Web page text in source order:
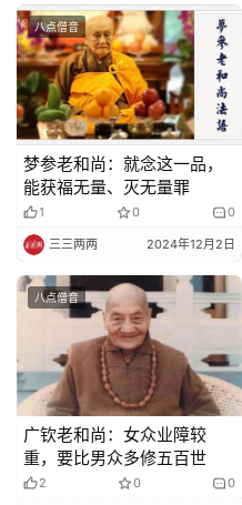
礼
视
频
纪
录
佛
教
艺
政
策
法
规
八点僧音
梦参老和尚：就念这一品，
能获福无量、灭无量罪
1 0 0
三三两两 2024年12月2日
八点僧音
广钦老和尚：女众业障较
重，要比男众多修五百世
2 0 0